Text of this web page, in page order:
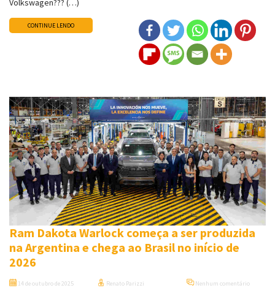
Volkswagen??? (…)
CONTINUE LENDO
Ram Dakota Warlock começa a ser produzida
na Argentina e chega ao Brasil no início de
2026
14 de outubro de 2025 Renato Parizzi Nenhum comentário